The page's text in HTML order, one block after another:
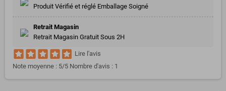
Produit Vérifié et réglé Emballage Soigné
Retrait Magasin
Retrait Magasin Gratuit Sous 2H
Lire l'avis
Note moyenne : 5/5 Nombre d'avis : 1